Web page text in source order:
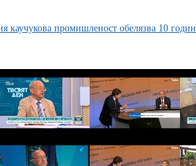
каучукова промишленост обелязва 10